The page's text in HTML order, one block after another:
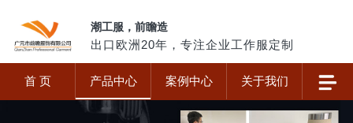
潮工服，前瞻造
出口欧洲20年，专注企业工作服定制
首 页 产品中心 案例中心 关于我们